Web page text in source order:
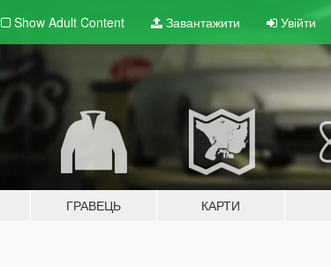
Show Adult Content Завантажити Увійти
ГРАВЕЦЬ КАРТИ